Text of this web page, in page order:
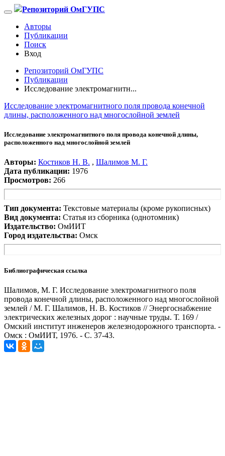
Репозиторий ОмГУПС
Авторы
Публикации
Поиск
Вход
Репозиторий ОмГУПС
Публикации
Исследование электромагнитн...
Исследование электромагнитного поля провода конечной
длины, расположенного над многослойной землей
Исследование электромагнитного поля провода конечной длины,
расположенного над многослойной землей
Авторы: Костиков Н. В. , Шалимов М. Г.
Дата публикации: 1976
Просмотров: 266
Тип документа: Текстовые материалы (кроме рукописных)
Вид документа: Статья из сборника (однотомник)
Издательство: ОмИИТ
Город издательства: Омск
Библиографическая ссылка
Шалимов, М. Г. Исследование электромагнитного поля
провода конечной длины, расположенного над многослойной
землей / М. Г. Шалимов, Н. В. Костиков // Энергоснабжение
электрических железных дорог : научные труды. Т. 169 /
Омский институт инженеров железнодорожного транспорта. -
Омск : ОмИИТ, 1976. - С. 37-43.